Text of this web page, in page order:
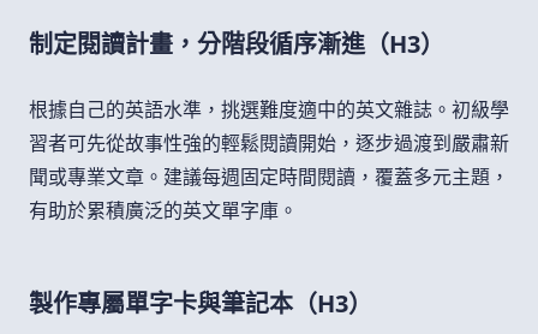
制定閱讀計畫，分階段循序漸進（H3）
根據自己的英語水準，挑選難度適中的英文雜誌。初級學
習者可先從故事性強的輕鬆閱讀開始，逐步過渡到嚴肅新
聞或專業文章。建議每週固定時間閱讀，覆蓋多元主題，
有助於累積廣泛的英文單字庫。
製作專屬單字卡與筆記本（H3）